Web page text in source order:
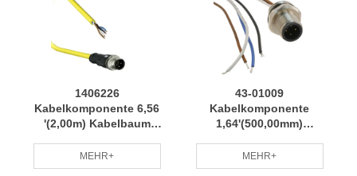
1406226
Kabelkomponente 6,56
'(2,00m) Kabelbaum
Stabile Leistung RCD
MEHR+
43-01009
Kabelkomponente
1,64'(500,00mm)
Stabilitätsleistung
Schnelle Lieferung RCD
MEHR+